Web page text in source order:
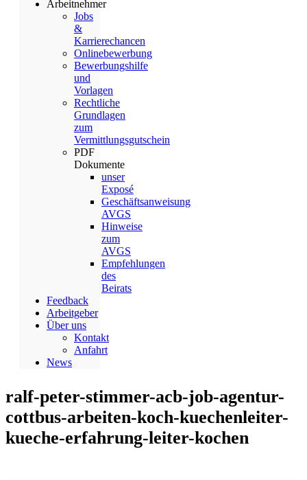
Arbeitnehmer
Jobs
&
Karrierechancen
Onlinebewerbung
Bewerbungshilfe
und
Vorlagen
Rechtliche
Grundlagen
zum
Vermittlungsgutschein
PDF
Dokumente
unser
Exposé
Geschäftsanweisung
AVGS
Hinweise
zum
AVGS
Empfehlungen
des
Beirats
Feedback
Arbeitgeber
Über uns
Kontakt
Anfahrt
News
ralf-peter-stimmer-acb-job-agentur-
cottbus-arbeiten-koch-kuechenleiter-
kueche-erfahrung-leiter-kochen